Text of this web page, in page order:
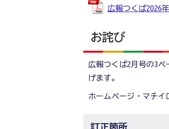
広報つくば2026
お詫び
広報つくば2月号の3
げます。
ホームページ・マチイ
訂正箇所